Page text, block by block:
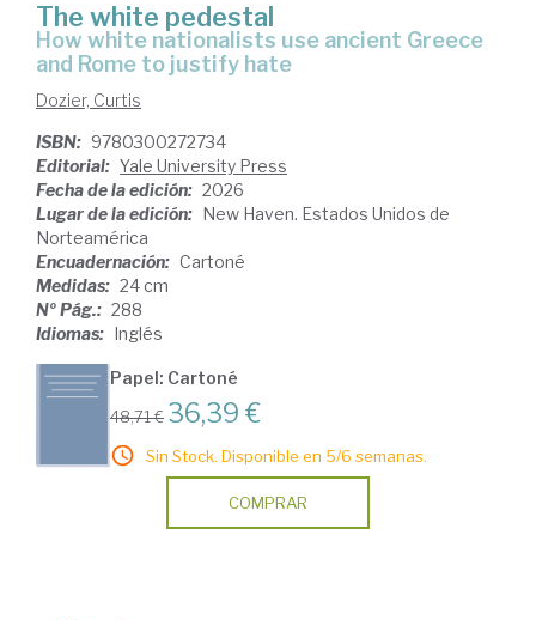
The white pedestal
how white nationalists use ancient Greece
and Rome to justify hate
Dozier, Curtis
ISBN: 9780300272734
Editorial: Yale University Press
Fecha de la edición: 2026
Lugar de la edición: New Haven. Estados Unidos de
Norteamérica
Encuadernación: Cartoné
Medidas: 24 cm
Nº Pág.: 288
Idiomas: Inglés
Papel: Cartoné
48,71 € 36,39 €
Sin Stock. Disponible en 5/6 semanas.
COMPRAR